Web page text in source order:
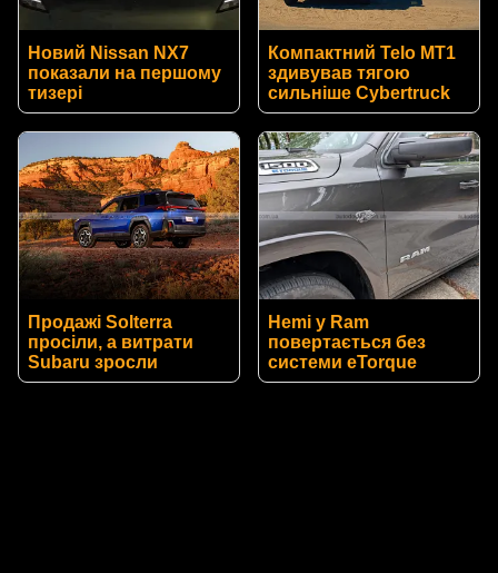
Новий Nissan NX7
показали на першому
тизері
Компактний Telo MT1
здивував тягою
сильніше Cybertruck
Продажі Solterra
просіли, а витрати
Subaru зросли
Hemi у Ram
повертається без
системи eTorque